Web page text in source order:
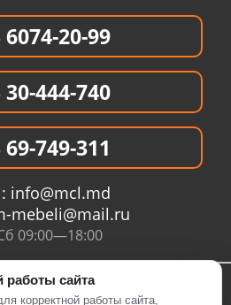
6074-20-99
30-444-740
69-749-311
info@mcl.md
mebeli@mail.ru
09:00—18:00
работы сайта
корректной работы сайта,
MCL.MD